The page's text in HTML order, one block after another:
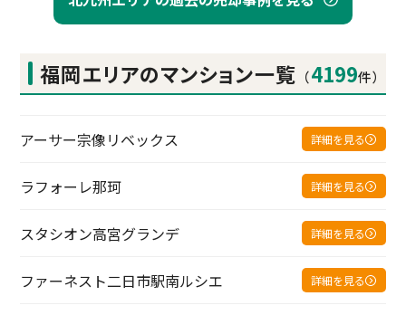
福岡エリアのマンション一覧 （4199件）
アーサー宗像リベックス 詳細を見る
ラフォーレ那珂 詳細を見る
スタシオン高宮グランデ 詳細を見る
ファーネスト二日市駅南ルシエ 詳細を見る